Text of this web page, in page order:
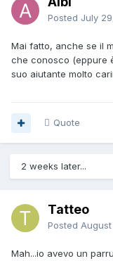
Posted July
Mai fatto, anche se il
che conosco (eppure
suo aiutante molto
Quote
2 weeks later...
Tatteo
Posted August
Mah...io avevo un